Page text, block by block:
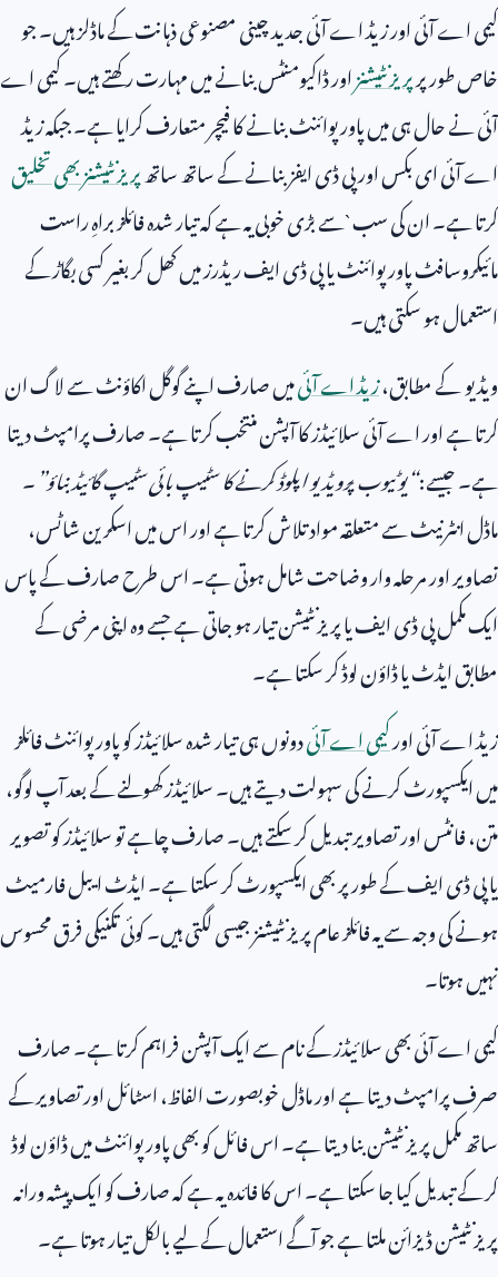
کیمی اے آئی اور زیڈ اے آئی جدید چینی مصنوعی ذہانت کے ماڈلز ہیں۔ جو
خاص طور پرپریزنٹیشنزاور ڈاکیومنٹس بنانے میں مہارت رکھتے ہیں۔ کیمی اے
آئی نے حال ہی میں پاور پوائنٹ بنانے کا فیچر متعارف کرایا ہے۔ جبکہ زیڈ
اے آئی ای بکس اور پی ڈی ایفز بنانے کے ساتھ ساتھپریزنٹیشنز بھی تخلیق
کرتا ہے۔ ان کی سب `سے بڑی خوبی یہ ہے کہ تیار شدہ فائلز براہِ راست
مائیکروسافٹ پاور پوائنٹ یا پی ڈی ایف ریڈرز میں کھل کر بغیر کسی بگاڑ کے
استعمال ہو سکتی ہیں۔
ویڈیو کے مطابق،زیڈ اے آئیمیں صارف اپنے گوگل اکاؤنٹ سے لاگ ان
کرتا ہے اور اے آئی سلائیڈز کا آپشن منتخب کرتا ہے۔ صارف پرامپٹ دیتا
ہے۔ جیسے:“یوٹیوب پرویڈیو اپلوڈ کرنے کا سٹیپ بائی سٹیپ گائیڈ بناؤ”۔
ماڈل انٹرنیٹ سے متعلقہ مواد تلاش کرتا ہے اور اس میں اسکرین شاٹس،
تصاویر اور مرحلہ وار وضاحت شامل ہوتی ہے۔ اس طرح صارف کے پاس
ایک مکمل پی ڈی ایف یا پریزنٹیشن تیار ہو جاتی ہے جسے وہ اپنی مرضی کے
مطابق ایڈٹ یا ڈاؤن لوڈ کر سکتا ہے۔
زیڈ اے آئی اورکیمی اے آئیدونوں ہی تیار شدہ سلائیڈز کو پاور پوائنٹ فائلز
میں ایکسپورٹ کرنے کی سہولت دیتے ہیں۔ سلائیڈز کھولنے کے بعد آپ لوگو،
متن، فانٹس اور تصاویر تبدیل کر سکتے ہیں۔ صارف چاہے تو سلائیڈز کو تصویر
یا پی ڈی ایف کے طور پر بھی ایکسپورٹ کر سکتا ہے۔ ایڈٹ ایبل فارمیٹ
ہونے کی وجہ سے یہ فائلز عام پریزنٹیشنز جیسی لگتی ہیں۔ کوئی تکنیکی فرق محسوس
نہیں ہوتا۔
کیمی اے آئی بھی سلائیڈز کے نام سے ایک آپشن فراہم کرتا ہے۔ صارف
صرف پرامپٹ دیتا ہے اور ماڈل خوبصورت الفاظ، اسٹائل اور تصاویر کے
ساتھ مکمل پریزنٹیشن بنا دیتا ہے۔ اس فائل کو بھی پاور پوائنٹ میں ڈاؤن لوڈ
کر کے تبدیل کیا جا سکتا ہے۔ اس کا فائدہ یہ ہے کہ صارف کو ایک پیشہ ورانہ
پریزنٹیشن ڈیزائن ملتا ہے جو آگے استعمال کے لیے بالکل تیار ہوتا ہے۔